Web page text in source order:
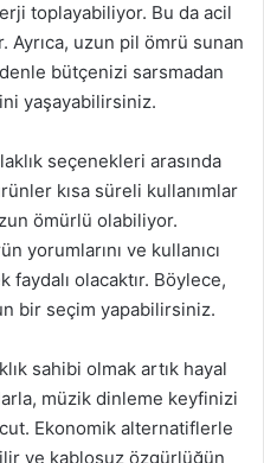
toplayabiliyor. Bu da acil
Ayrıca, uzun pil ömrü sunan
bütçenizi sarsmadan
yaşayabilirsiniz.
seçenekleri arasında
kısa süreli kullanımlar
ömürlü olabiliyor.
yorumlarını ve kullanıcı
olacaktır. Böylece,
bir seçim yapabilirsiniz.
sahibi olmak artık hayal
müzik dinleme keyfinizi
Ekonomik alternatiflerle
ve kablosuz özgürlüğün